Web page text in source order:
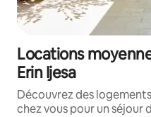
Locations
Erin Ijesa
Découvrez des
chez vous pour un séjour